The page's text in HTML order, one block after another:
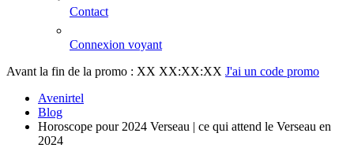
Contact
Connexion voyant
Avant la fin de la promo : XX XX:XX:XX J'ai un code promo
Avenirtel
Blog
Horoscope pour 2024 Verseau | ce qui attend le Verseau en
2024